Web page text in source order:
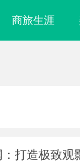
商旅生涯
打造极致观